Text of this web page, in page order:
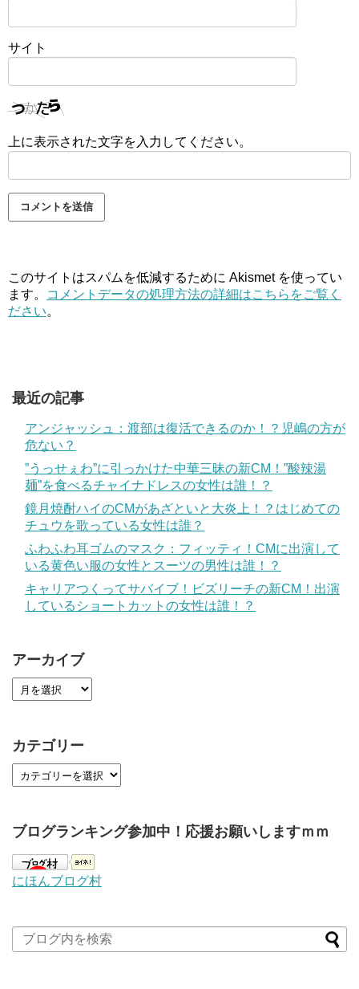
サイト
上に表示された文字を入力してください。
このサイトはスパムを低減するために Akismet を使ってい
ます。
コメントデータの処理方法の詳細はこちらをご覧く
ださい。
最近の記事
アンジャッシュ：渡部は復活できるのか！？児嶋の方が
危ない？
”うっせぇわ”に引っかけた中華三昧の新CM！”酸辣湯
麺”を食べるチャイナドレスの女性は誰！？
鏡月焼酎ハイのCMがあざといと大炎上！？はじめての
チュウを歌っている女性は誰？
ふわふわ耳ゴムのマスク：フィッティ！CMに出演して
いる黄色い服の女性とスーツの男性は誰！？
キャリアつくってサバイブ！ビズリーチの新CM！出演
しているショートカットの女性は誰！？
アーカイブ
カテゴリー
ブログランキング参加中！応援お願いしますｍｍ
にほんブログ村